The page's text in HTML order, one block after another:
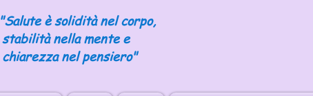
"Salute è solidità nel corpo,
stabilità nella mente e
chiarezza nel pensiero"